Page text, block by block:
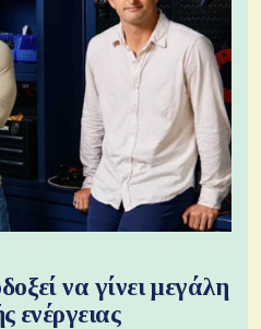
να γίνει μεγάλη
ενέργειας